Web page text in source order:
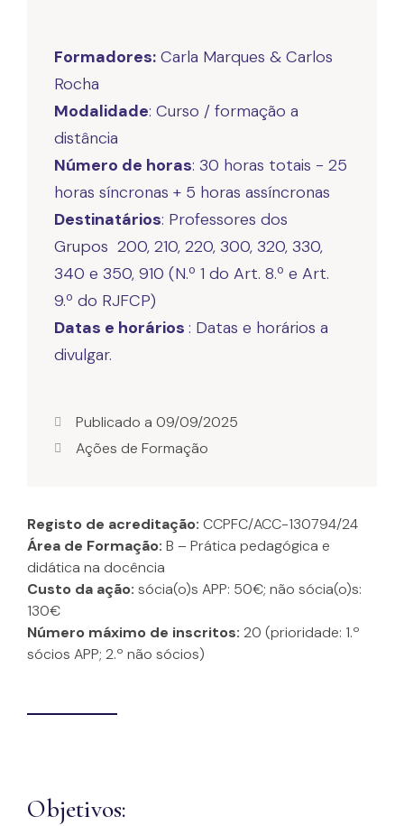
Formadores: Carla Marques & Carlos
Modalidade: Curso / formação a
Número de horas: 30 horas totais - 25
Destinatários: Professores dos
Grupos 200, 210, 220, 300, 320, 330,
340 e 350, 910 (N.º 1 do Art. 8.º e Art.
Datas e horários : Datas e horários a
divulgar.
Publicado a 09/09/2025
Ações de Formação
Registo de acreditação: CCPFC/ACC-130794/24
Área de Formação: B – Prática pedagógica e
didática na docência
Custo da ação: sócia(o)s APP: 50€; não sócia(o)s:
130€
Número máximo de inscritos: 20 (prioridade: 1.º
sócios APP; 2.º não sócios)
Objetivos: